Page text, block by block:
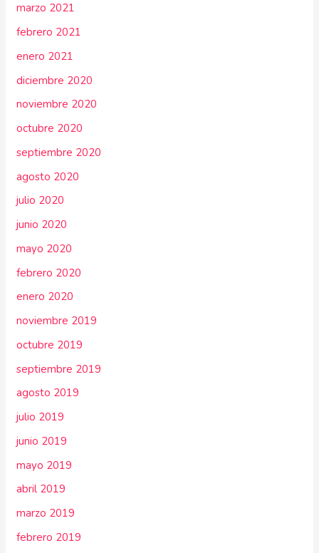
marzo 2021
febrero 2021
enero 2021
diciembre 2020
noviembre 2020
octubre 2020
septiembre 2020
agosto 2020
julio 2020
junio 2020
mayo 2020
febrero 2020
enero 2020
noviembre 2019
octubre 2019
septiembre 2019
agosto 2019
julio 2019
junio 2019
mayo 2019
abril 2019
marzo 2019
febrero 2019